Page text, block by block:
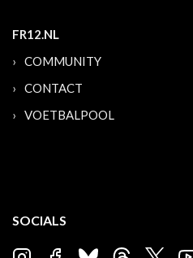
FR12.NL
COMMUNITY
CONTACT
VOETBALPOOL
SOCIALS